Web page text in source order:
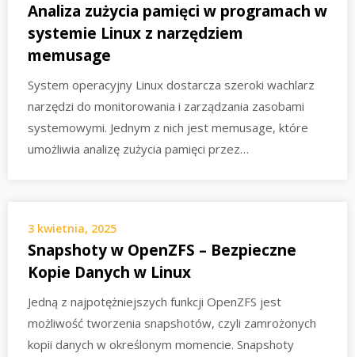
Analiza zużycia pamięci w programach w
systemie Linux z narzędziem
memusage
System operacyjny Linux dostarcza szeroki wachlarz
narzędzi do monitorowania i zarządzania zasobami
systemowymi. Jednym z nich jest memusage, które
umożliwia analizę zużycia pamięci przez…
3 kwietnia, 2025
Snapshoty w OpenZFS – Bezpieczne
Kopie Danych w Linux
Jedną z najpotężniejszych funkcji OpenZFS jest
możliwość tworzenia snapshotów, czyli zamrożonych
kopii danych w określonym momencie. Snapshoty